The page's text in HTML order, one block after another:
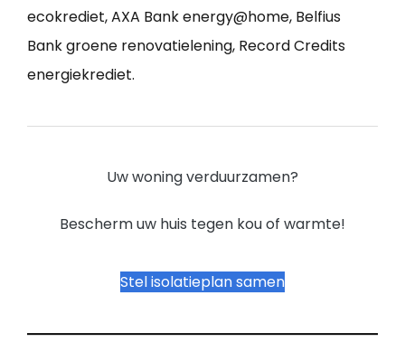
ecokrediet, AXA Bank energy@home, Belfius
Bank groene renovatielening, Record Credits
energiekrediet.
Uw woning verduurzamen?
Bescherm uw huis tegen kou of warmte!
Stel isolatieplan samen